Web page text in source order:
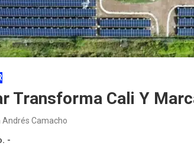
Transforma Cali Y
Andrés Camacho
-